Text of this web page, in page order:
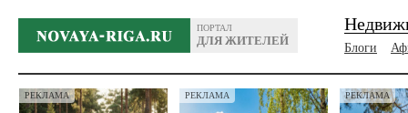
ПОРТАЛ
ДЛЯ ЖИТЕЛЕЙ
Блоги
РЕКЛАМА РЕКЛАМА РЕКЛАМА